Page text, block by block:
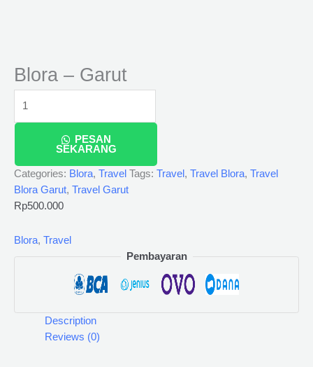
Blora – Garut
PESAN
SEKARANG
Categories: Blora, Travel Tags: Travel , Travel Blora, Travel
Blora Garut, Travel Garut
Rp500.000
Blora, Travel
Pembayaran
Description
Reviews (0)